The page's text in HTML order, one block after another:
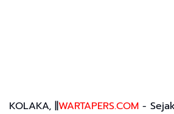
KOLAKA, ||WARTAPERS.COM -